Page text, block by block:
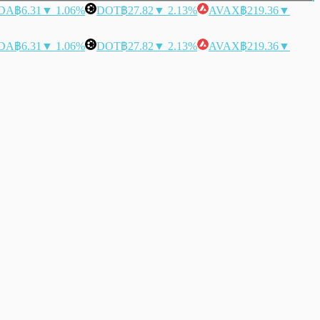
฿6.31 ▼ 1.06% DOT฿27.82 ▼ 2.13% AVAX฿219.36▼
฿6.31 ▼ 1.06% DOT฿27.82 ▼ 2.13% AVAX฿219.36▼